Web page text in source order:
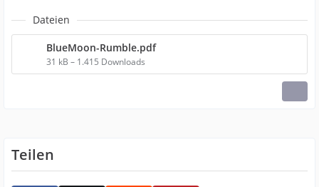
Dateien
BlueMoon-Rumble.pdf
31 kB – 1.415 Downloads
Teilen